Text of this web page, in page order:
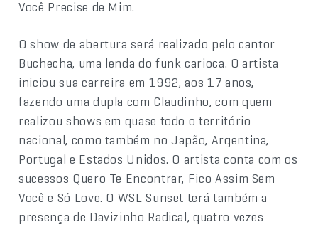
Você Precise de Mim.
O show de abertura será realizado pelo cantor
Buchecha, uma lenda do funk carioca. O artista
iniciou sua carreira em 1992, aos 17 anos,
fazendo uma dupla com Claudinho, com quem
realizou shows em quase todo o território
nacional, como também no Japão, Argentina,
Portugal e Estados Unidos. O artista conta com os
sucessos Quero Te Encontrar, Fico Assim Sem
Você e Só Love. O WSL Sunset terá também a
presença de Davizinho Radical, quatro vezes